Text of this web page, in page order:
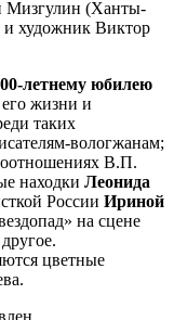
Мизгулин (Ханты-
и художник Виктор
летнему юбилею
жизни и
таких
вологжанам;
В.П.
находки Леонида
России Ириной
на сцене
цветные